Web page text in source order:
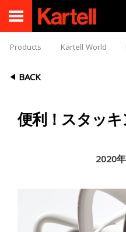
Products Kartell World
BACK
便利！スタッ
2020